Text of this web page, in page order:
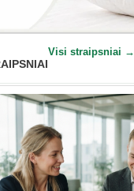
Visi straipsniai →